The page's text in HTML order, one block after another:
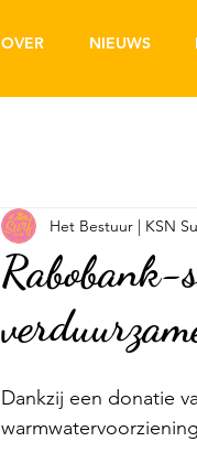
OVER NIEUWS
Rabobank-
Het Bestuur | KSN
Dankzij een donatie